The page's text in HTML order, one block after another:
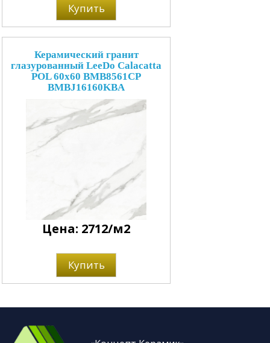
Купить
Керамический гранит
глазурованный LeeDo Calacatta
POL 60x60 BMB8561CP
BMBJ16160KBA
Цена: 2712/м2
Купить